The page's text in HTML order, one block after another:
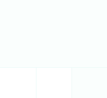
i Kina
sin produktion i Europa
over hele verdenen.